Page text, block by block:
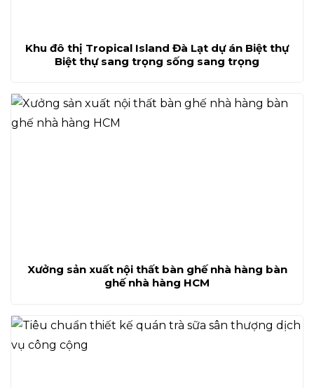
Khu đô thị Tropical Island Đà Lạt dự án Biệt thự
Biệt thự sang trọng sống sang trọng
Xưởng sản xuất nội thất bàn ghế nhà hàng bàn
ghế nhà hàng HCM